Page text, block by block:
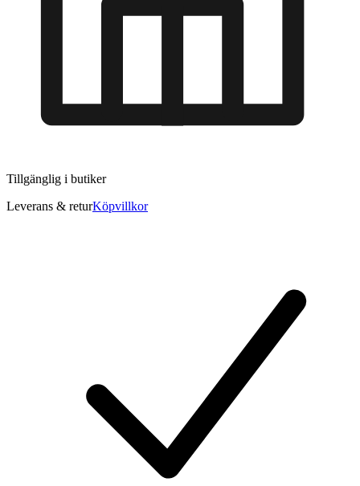
Tillgänglig i butiker
Leverans & returKöpvillkor